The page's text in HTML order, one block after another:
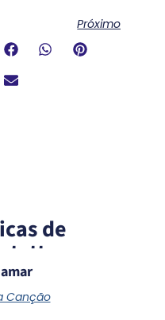
Próximo
de
Canção